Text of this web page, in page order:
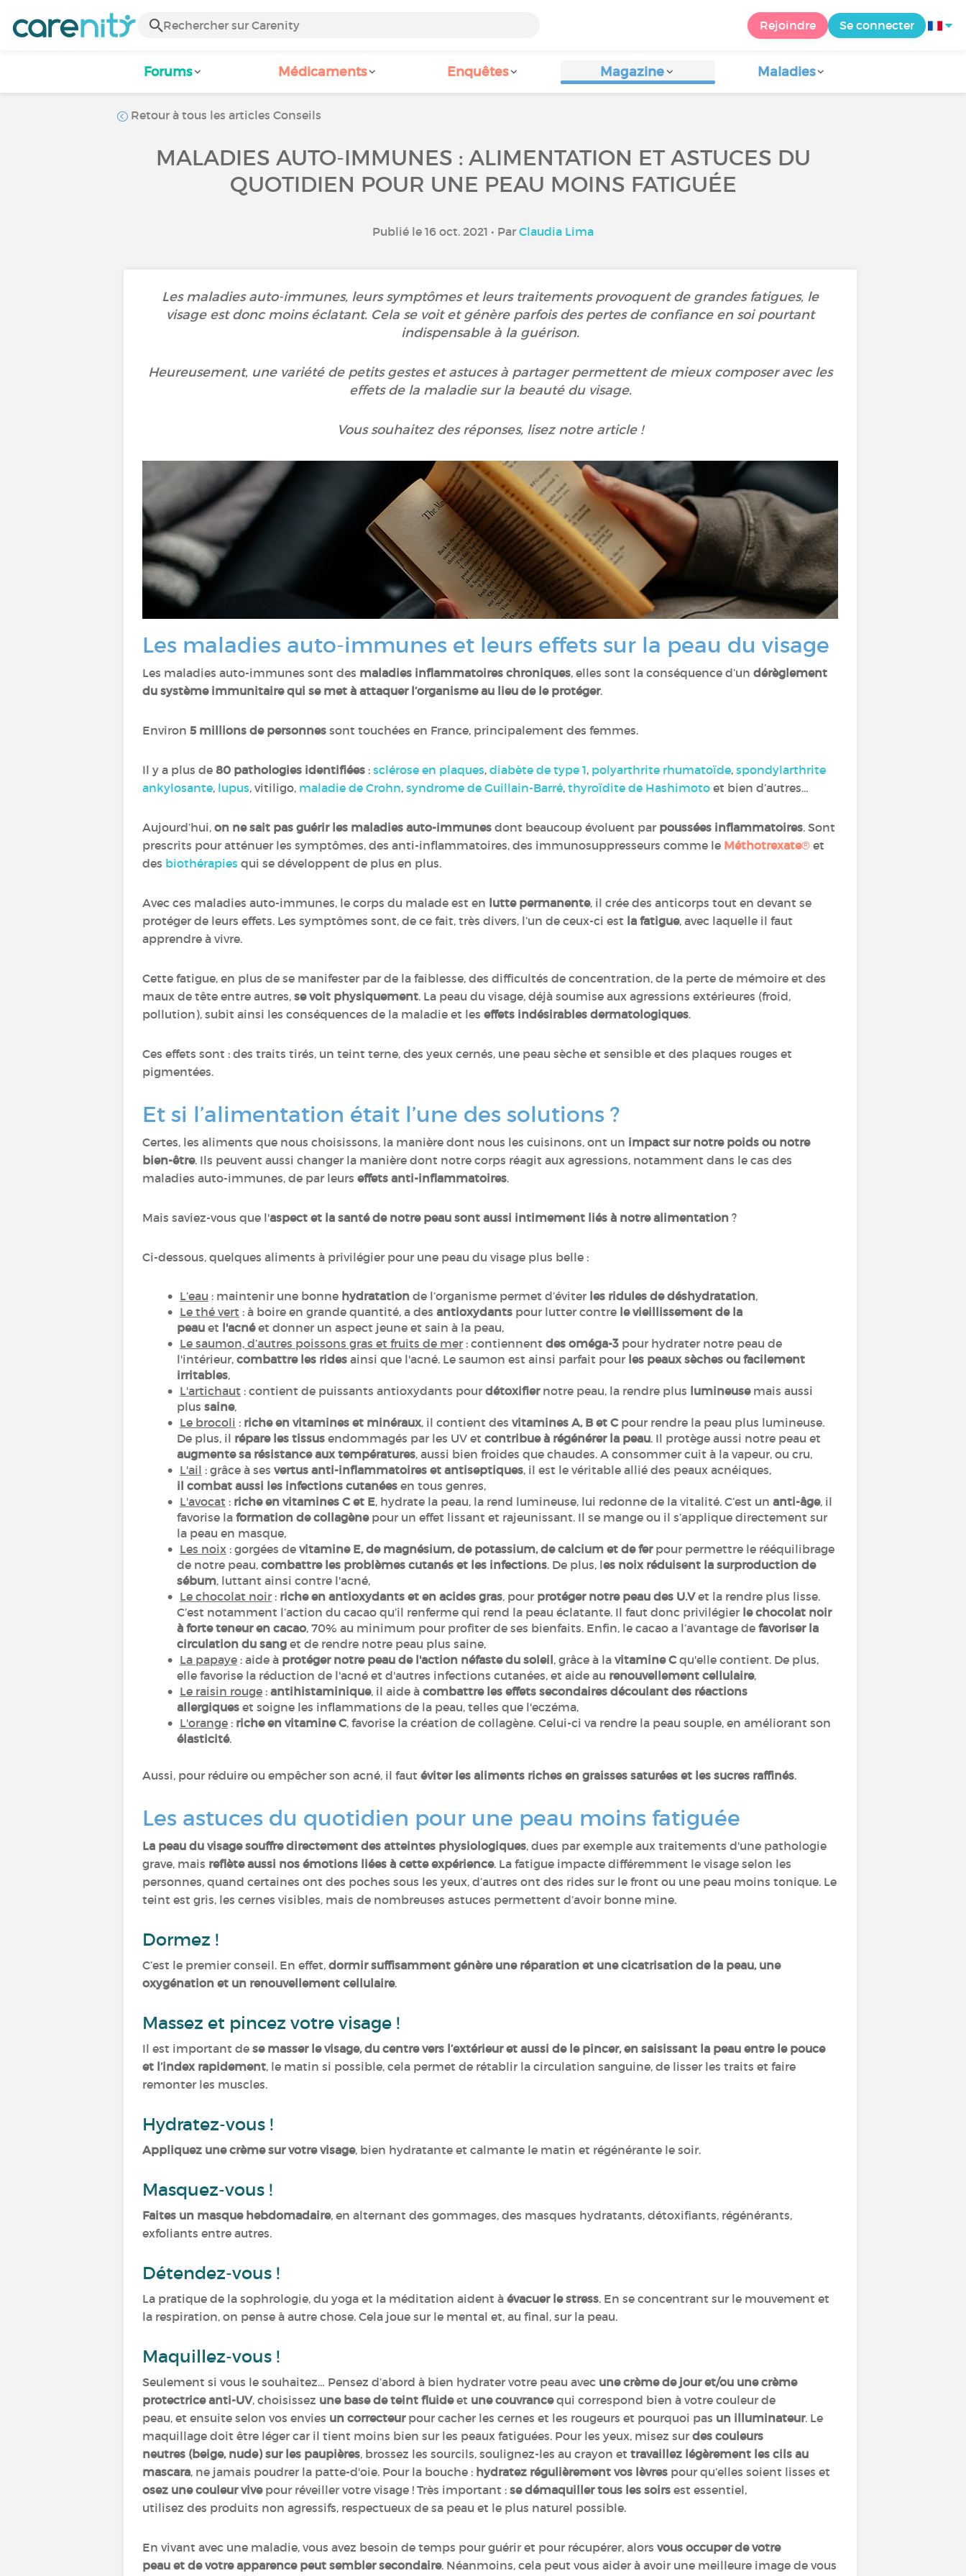
Rejoindre Se connecter
Forums Médicaments Enquêtes Magazine Maladies
Retour à tous les articles Conseils
MALADIES AUTO-IMMUNES : ALIMENTATION ET ASTUCES DU
QUOTIDIEN POUR UNE PEAU MOINS FATIGUÉE
Publié le 16 oct. 2021 • Par Claudia Lima
Les maladies auto-immunes, leurs symptômes et leurs traitements provoquent de grandes fatigues, le
visage est donc moins éclatant. Cela se voit et génère parfois des pertes de confiance en soi pourtant
indispensable à la guérison.
Heureusement, une variété de petits gestes et astuces à partager permettent de mieux composer avec les
effets de la maladie sur la beauté du visage.
Vous souhaitez des réponses, lisez notre article !
Les maladies auto-immunes et leurs effets sur la peau du visage
Les maladies auto-immunes sont des maladies inflammatoires chroniques, elles sont la conséquence d’un dérèglement
du système immunitaire qui se met à attaquer l’organisme au lieu de le protéger.
Environ 5 millions de personnes sont touchées en France, principalement des femmes.
Il y a plus de 80 pathologies identifiées : sclérose en plaques, diabète de type 1, polyarthrite rhumatoïde, spondylarthrite
ankylosante, lupus, vitiligo, maladie de Crohn, syndrome de Guillain-Barré, thyroïdite de Hashimoto et bien d’autres…
Aujourd’hui, on ne sait pas guérir les maladies auto-immunes dont beaucoup évoluent par poussées inflammatoires. Sont
prescrits pour atténuer les symptômes, des anti-inflammatoires, des immunosuppresseurs comme le Méthotrexate® et
des biothérapies qui se développent de plus en plus.
Avec ces maladies auto-immunes, le corps du malade est en lutte permanente, il crée des anticorps tout en devant se
protéger de leurs effets. Les symptômes sont, de ce fait, très divers, l’un de ceux-ci est la fatigue, avec laquelle il faut
apprendre à vivre.
Cette fatigue, en plus de se manifester par de la faiblesse, des difficultés de concentration, de la perte de mémoire et des
maux de tête entre autres, se voit physiquement. La peau du visage, déjà soumise aux agressions extérieures (froid,
pollution), subit ainsi les conséquences de la maladie et les effets indésirables dermatologiques.
Ces effets sont : des traits tirés, un teint terne, des yeux cernés, une peau sèche et sensible et des plaques rouges et
pigmentées.
Et si l’alimentation était l’une des solutions ?
Certes, les aliments que nous choisissons, la manière dont nous les cuisinons, ont un impact sur notre poids ou notre
bien-être. Ils peuvent aussi changer la manière dont notre corps réagit aux agressions, notamment dans le cas des
maladies auto-immunes, de par leurs effets anti-inflammatoires.
Mais saviez-vous que l'aspect et la santé de notre peau sont aussi intimement liés à notre alimentation ?
Ci-dessous, quelques aliments à privilégier pour une peau du visage plus belle :
L’eau : maintenir une bonne hydratationde l’organisme permet d’éviter les ridules de déshydratation,
Le thé vert : à boire en grande quantité, a des antioxydantspour lutter contre le vieillissement de la
peau et l'acnéet donner un aspect jeune et sain à la peau,
Le saumon, d’autres poissons gras et fruits de mer: contiennent des oméga-3pour hydrater notre peau de
l'intérieur, combattre les rides ainsi que l'acné. Le saumon est ainsi parfait pour les peaux sèches ou facilement
irritables,
L'artichaut : contient de puissants antioxydants pour détoxifiernotre peau, la rendre plus lumineusemais aussi
plus saine,
Le brocoli : riche en vitamines et minéraux, il contient des vitamines A, B et Cpour rendre la peau plus lumineuse.
De plus, il répare les tissus endommagés par les UV et contribue à régénérer la peau. Il protège aussi notre peau et
augmente sa résistance aux températures, aussi bien froides que chaudes. A consommer cuit à la vapeur, ou cru,
L'ail : grâce à ses vertus anti-inflammatoires et antiseptiques, il est le véritable allié des peaux acnéiques,
il combat aussi les infections cutanées en tous genres,
L'avocat : riche en vitamines C et E, hydrate la peau, la rend lumineuse, lui redonne de la vitalité. C’est un anti-âge, il
favorise la formation de collagènepour un effet lissant et rajeunissant. Il se mange ou il s’applique directement sur
la peau en masque,
Les noix: gorgées de vitamine E, de magnésium, de potassium, de calcium et de ferpour permettre le rééquilibrage
de notre peau, combattre les problèmes cutanés et les infections. De plus, les noix réduisent la surproduction de
sébum, luttant ainsi contre l'acné,
Le chocolat noir: riche en antioxydants et en acides gras, pour protéger notre peau des U.Vet la rendre plus lisse.
C’est notamment l’action du cacao qu’il renferme qui rend la peau éclatante. Il faut donc privilégier le chocolat noir
à forte teneur en cacao, 70% au minimum pour profiter de ses bienfaits. Enfin, le cacao a l’avantage de favoriser la
circulation du sang et de rendre notre peau plus saine,
La papaye: aide à protéger notre peau de l'action néfaste du soleil, grâce à la vitamine Cqu'elle contient. De plus,
elle favorise la réduction de l'acné et d'autres infections cutanées, et aide au renouvellement cellulaire,
Le raisin rouge: antihistaminique, il aide à combattre les effets secondaires découlant des réactions
allergiques et soigne les inflammations de la peau, telles que l'eczéma,
L'orange: riche en vitamine C, favorise la création de collagène. Celui-ci va rendre la peau souple, en améliorant son
élasticité.
Aussi, pour réduire ou empêcher son acné, il faut éviter les aliments riches en graisses saturées et les sucres raffinés.
Les astuces du quotidien pour une peau moins fatiguée
La peau du visage souffre directement des atteintes physiologiques, dues par exemple aux traitements d'une pathologie
grave, mais reflète aussi nos émotions liées à cette expérience. La fatigue impacte différemment le visage selon les
personnes, quand certaines ont des poches sous les yeux, d’autres ont des rides sur le front ou une peau moins tonique. Le
teint est gris, les cernes visibles, mais de nombreuses astuces permettent d’avoir bonne mine.
Dormez !
C’est le premier conseil. En effet, dormir suffisamment génère une réparation et une cicatrisation de la peau, une
oxygénation et un renouvellement cellulaire.
Massez et pincez votre visage !
Il est important de se masser le visage, du centre vers l’extérieur et aussi de le pincer, en saisissant la peau entre le pouce
et l’index rapidement, le matin si possible, cela permet de rétablir la circulation sanguine, de lisser les traits et faire
remonter les muscles.
Hydratez-vous !
Appliquez une crème sur votre visage, bien hydratante et calmante le matin et régénérante le soir.
Masquez-vous !
Faites un masque hebdomadaire, en alternant des gommages, des masques hydratants, détoxifiants, régénérants,
exfoliants entre autres.
Détendez-vous !
La pratique de la sophrologie, du yoga et la méditation aident à évacuer le stress. En se concentrant sur le mouvement et
la respiration, on pense à autre chose. Cela joue sur le mental et, au final, sur la peau.
Maquillez-vous !
Seulement si vous le souhaitez… Pensez d’abord à bien hydrater votre peau avec une crème de jour et/ou une crème
protectrice anti-UV, choisissez une base de teint fluideet une couvrancequi correspond bien à votre couleur de
peau, et ensuite selon vos envies un correcteurpour cacher les cernes et les rougeurs et pourquoi pas un illuminateur. Le
maquillage doit être léger car il tient moins bien sur les peaux fatiguées. Pour les yeux, misez sur des couleurs
neutres (beige, nude) sur les paupières, brossez les sourcils, soulignez-les au crayon et travaillez légèrement les cils au
mascara, ne jamais poudrer la patte-d'oie. Pour la bouche : hydratez régulièrement vos lèvres pour qu’elles soient lisses et
osez une couleur vivepour réveiller votre visage ! Très important : se démaquiller tous les soirs est essentiel,
utilisez des produits non agressifs, respectueux de sa peau et le plus naturel possible.
En vivant avec une maladie, vous avez besoin de temps pour guérir et pour récupérer, alors vous occuper de votre
peau et de votre apparence peut sembler secondaire. Néanmoins, cela peut vous aider à avoir une meilleure image de vous